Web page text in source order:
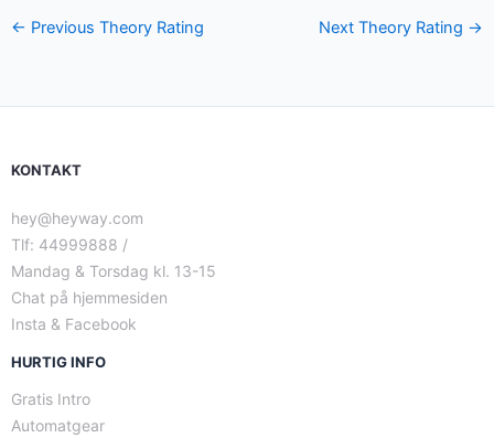
← Previous Theory Rating Next Theory Rating →
KONTAKT
hey@heyway.com
Tlf: 44999888 /
Mandag & Torsdag kl. 13-15
Chat på hjemmesiden
Insta & Facebook
HURTIG INFO
Gratis Intro
Automatgear